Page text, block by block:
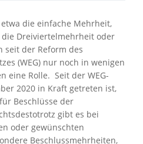
die einfache Mehrheit,
Dreiviertelmehrheit oder
seit der Reform des
(WEG) nur noch in wenigen
eine Rolle. Seit der WEG-
2020 in Kraft getreten ist,
Beschlüsse der
gibt es bei
oder gewünschten
Beschlussmehrheiten,